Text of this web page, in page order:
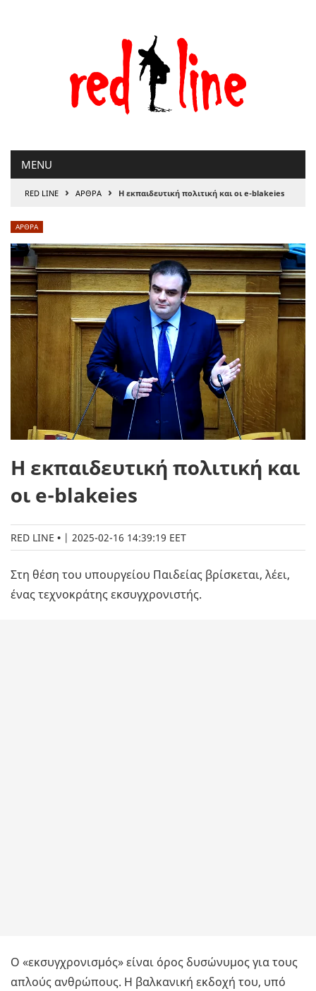
MENU
RED LINE › ΑΡΘΡΑ › Η εκπαιδευτική πολιτική και οι e-blakeies
ΑΡΘΡΑ
Η εκπαιδευτική πολιτική και
οι e-blakeies
RED LINE | 2025-02-16 14:39:19 EET
Στη θέση του υπουργείου Παιδείας βρίσκεται, λέει,
ένας τεχνοκράτης εκσυγχρονιστής.
Ο «εκσυγχρονισμός» είναι όρος δυσώνυμος για τους
απλούς ανθρώπους. Η βαλκανική εκδοχή του, υπό